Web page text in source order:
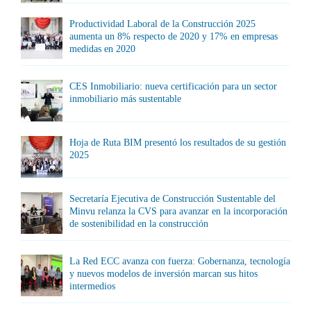
Productividad Laboral de la Construcción 2025
aumenta un 8% respecto de 2020 y 17% en empresas
medidas en 2020
CES Inmobiliario: nueva certificación para un sector
inmobiliario más sustentable
Hoja de Ruta BIM presentó los resultados de su gestión
2025
Secretaría Ejecutiva de Construcción Sustentable del
Minvu relanza la CVS para avanzar en la incorporación
de sostenibilidad en la construcción
La Red ECC avanza con fuerza: Gobernanza, tecnología
y nuevos modelos de inversión marcan sus hitos
intermedios